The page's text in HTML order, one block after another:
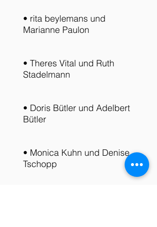
• rita beylemans und
Marianne Paulon
• Theres Vital und Ruth
Stadelmann
• Doris Bütler und Adelbert
Bütler
• Monica Kuhn und Denise
Tschopp